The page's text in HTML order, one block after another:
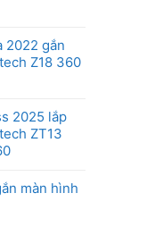
2022 gắn
Z18 360
2025 lắp
ZT13
màn hình